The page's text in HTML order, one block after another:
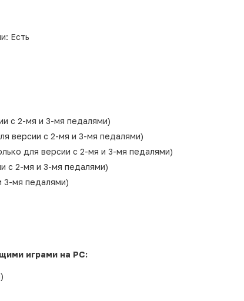
Есть
с 2-мя и 3-мя педалями)
версии с 2-мя и 3-мя педалями)
для версии с 2-мя и 3-мя педалями)
с 2-мя и 3-мя педалями)
3-мя педалями)
играми на PC: